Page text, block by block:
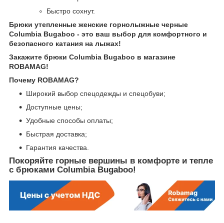
Быстро сохнут.
Брюки утепленные женские горнолыжные черные
Columbia Bugaboo - это ваш выбор для комфортного и
безопасного катания на лыжах!
Закажите брюки Columbia Bugaboo в магазине
ROBAMAG!
Почему ROBAMAG?
Широкий выбор спецодежды и спецобуви;
Доступные цены;
Удобные способы оплаты;
Быстрая доставка;
Гарантия качества.
Покоряйте горные вершины в комфорте и тепле
с брюками Columbia Bugaboo!